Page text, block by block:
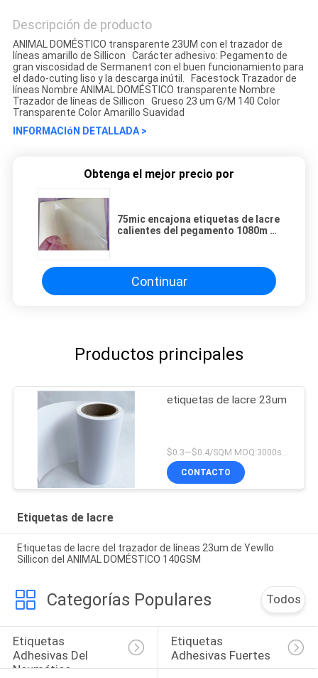
Descripción de producto
ANIMAL DOMÉSTICO transparente 23UM con el trazador de
líneas amarillo de Sillicon Carácter adhesivo: Pegamento de
gran viscosidad de Sermanent con el buen funcionamiento para
el dado-cuting liso y la descarga inútil. Facestock Trazador de
líneas Nombre ANIMAL DOMÉSTICO transparente Nombre
Trazador de líneas de Sillicon Grueso 23 um G/M 140 Color
Transparente Color Amarillo Suavidad
INFORMACIóN DETALLADA >
Obtenga el mejor precio por
75mic encajona etiquetas de lacre
calientes del pegamento 1080m m
Continuar
Productos principales
etiquetas de lacre 23um
$0.3—$0.4/SQM MOQ:3000sqm
CONTACTO
Etiquetas de lacre
Etiquetas de lacre del trazador de líneas 23um de Yewllo
Sillicon del ANIMAL DOMÉSTICO 140GSM
Categorías Populares Todos
Etiquetas
Adhesivas Del
Neumático
Etiquetas
Adhesivas Fuertes